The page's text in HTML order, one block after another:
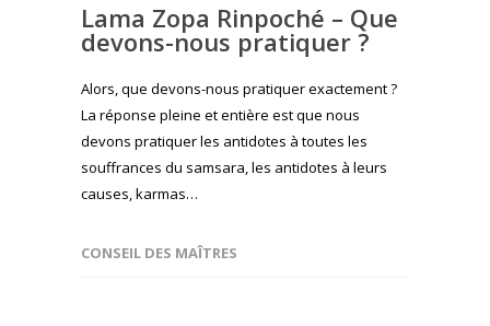
Lama Zopa Rinpoché – Que
devons-nous pratiquer ?
Alors, que devons-nous pratiquer exactement ?
La réponse pleine et entière est que nous
devons pratiquer les antidotes à toutes les
souffrances du samsara, les antidotes à leurs
causes, karmas…
CONSEIL DES MAÎTRES